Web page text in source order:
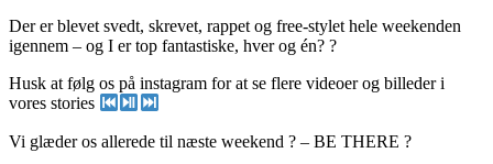
Der er blevet svedt, skrevet, rappet og free-stylet hele weekenden
igennem – og I er top fantastiske, hver og én? ?
Husk at følg os på instagram for at se flere videoer og billeder i
vores stories
Vi glæder os allerede til næste weekend ? – BE THERE ?